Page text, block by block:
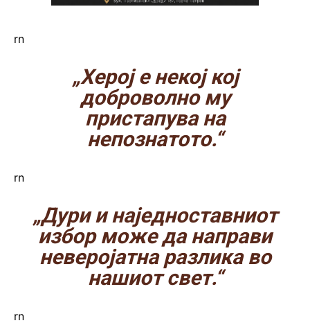
rn
„Херој е некој кој
доброволно му
пристапува на
непознатото.“
rn
„Дури и наједноставниот
избор може да направи
неверојатна разлика во
нашиот свет.“
rn